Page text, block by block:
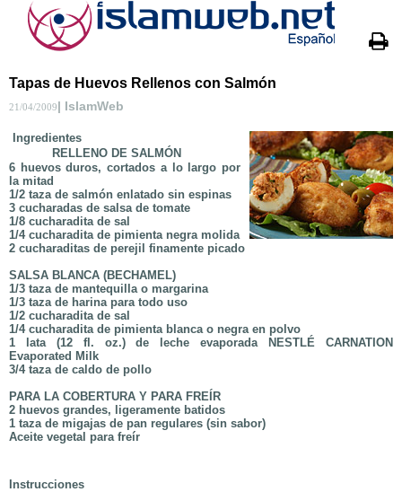
Tapas de Huevos Rellenos con Salmón
21/04/2009| IslamWeb
Ingredientes
RELLENO DE SALMÓN
6 huevos duros, cortados a lo largo por
la mitad
1/2 taza de salmón enlatado sin espinas
3 cucharadas de salsa de tomate
1/8 cucharadita de sal
1/4 cucharadita de pimienta negra molida
2 cucharaditas de perejil finamente picado
SALSA BLANCA (BECHAMEL)
1/3 taza de mantequilla o margarina
1/3 taza de harina para todo uso
1/2 cucharadita de sal
1/4 cucharadita de pimienta blanca o negra en polvo
1 lata (12 fl. oz.) de leche evaporada NESTLÉ CARNATION
Evaporated Milk
3/4 taza de caldo de pollo
PARA LA COBERTURA Y PARA FREÍR
2 huevos grandes, ligeramente batidos
1 taza de migajas de pan regulares (sin sabor)
Aceite vegetal para freír
Instrucciones